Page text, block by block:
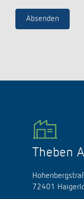
Theben
72401